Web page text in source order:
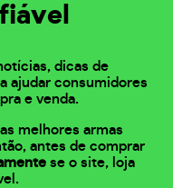
dicas de
ajudar consumidores
e venda.
melhores armas
antes de comprar
se o site, loja